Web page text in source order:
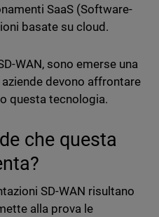
SaaS (Software-
basate su cloud.
WAN, sono emerse una
devono affrontare
questa tecnologia.
che questa
SD-WAN risultano
alla prova le